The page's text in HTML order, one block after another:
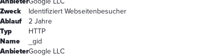
Zweck
Identifiziert Webseitenbesucher
Ablauf
2 Jahre
Typ
HTTP
Name
_gid
AnbieterGoogle LLC